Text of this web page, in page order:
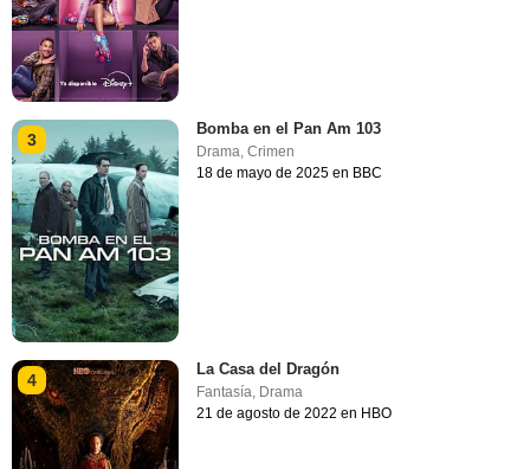
3
Bomba en el Pan Am 103
Drama ,Crimen
18 de mayo de 2025 en BBC
4
La Casa del Dragón
Fantasía, Drama
21 de agosto de 2022 en HBO